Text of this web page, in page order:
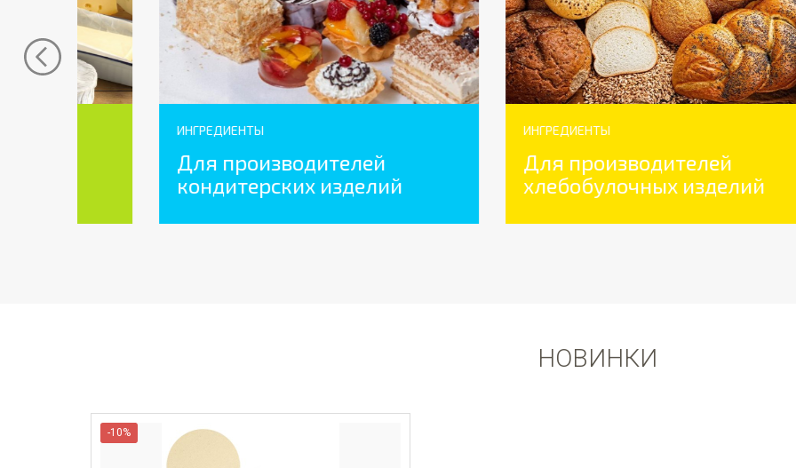
ИНГРЕДИЕНТЫ
Для производителей
кондитерских изделий
ИНГРЕДИЕНТЫ
Для производителей
хлебобулочных изделий
НОВИНКИ
-10%